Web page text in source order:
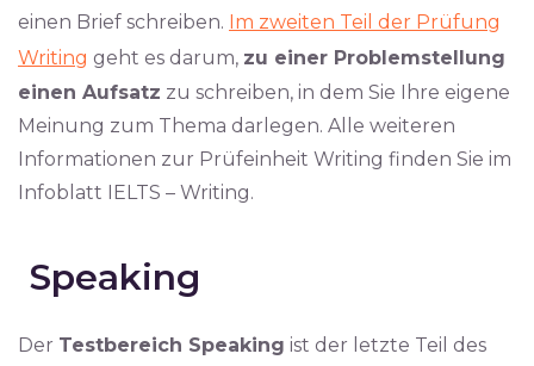
einen Brief schreiben. Im zweiten Teil der Prüfung
Writing geht es darum, zu einer Problemstellung
einen Aufsatz zu schreiben, in dem Sie Ihre eigene
Meinung zum Thema darlegen. Alle weiteren
Informationen zur Prüfeinheit Writing finden Sie im
Infoblatt IELTS – Writing.
Speaking
Der Testbereich Speaking ist der letzte Teil des